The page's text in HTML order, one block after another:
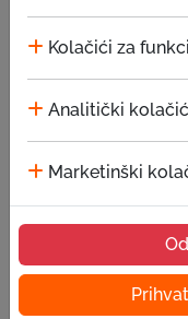
Kolačići za
Analitički
Marketinški